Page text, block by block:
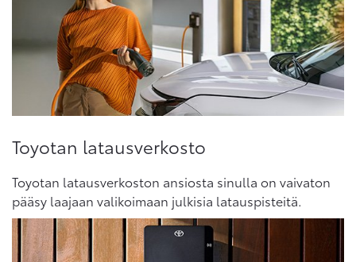
Toyotan latausverkosto
Toyotan latausverkoston ansiosta sinulla on vaivaton
pääsy laajaan valikoimaan julkisia latauspisteitä.